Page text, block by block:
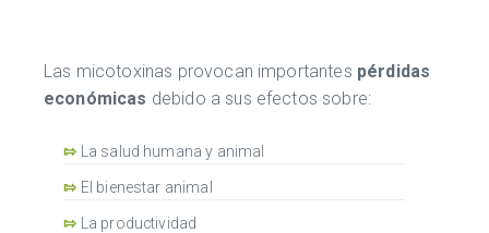
Las micotoxinas provocan importantes pérdidas
económicas debido a sus efectos sobre:
⇰ La salud humana y animal
⇰ El bienestar animal
⇰ La productividad